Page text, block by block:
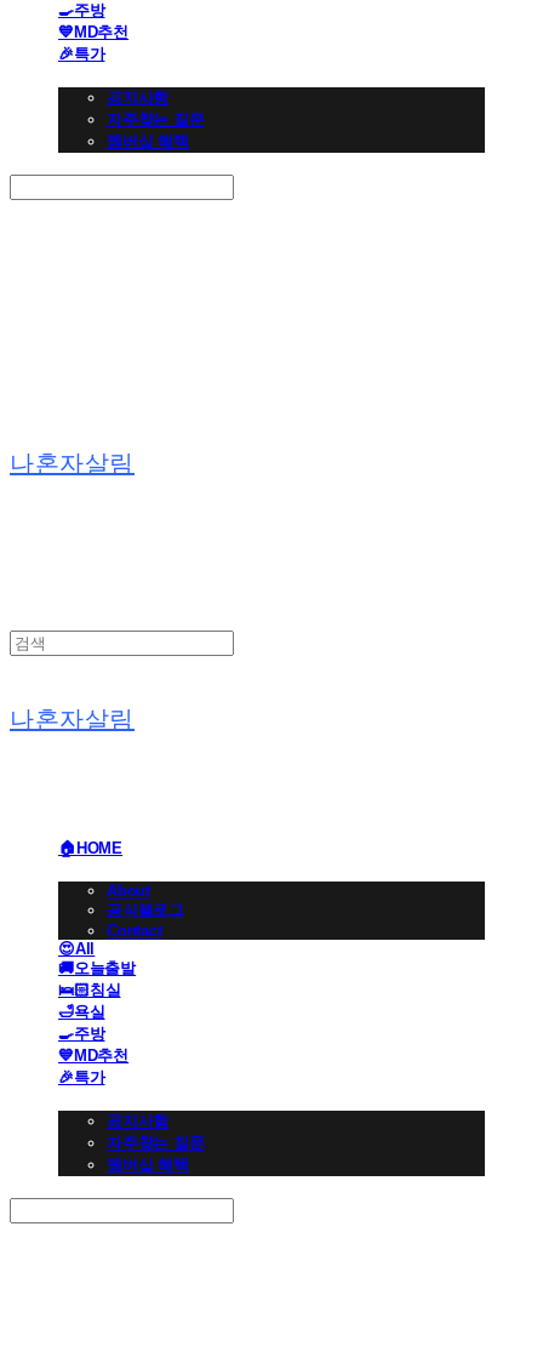
🍳주방
💙MD추천
🎉특가
공지사항
자주찾는 질문
멤버십 혜택
나혼자살림
나혼자살림
🏠HOME
About
공식블로그
Contact
😍All
🚚오늘출발
🛌🏻침실
🛁욕실
🍳주방
💙MD추천
🎉특가
공지사항
자주찾는 질문
멤버십 혜택